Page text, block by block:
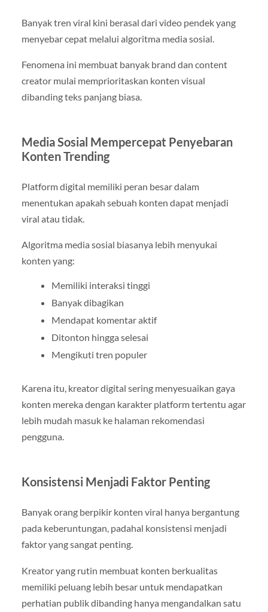
Banyak tren viral kini berasal dari video pendek yang
menyebar cepat melalui algoritma media sosial.
Fenomena ini membuat banyak brand dan content
creator mulai memprioritaskan konten visual
dibanding teks panjang biasa.
Media Sosial Mempercepat Penyebaran
Konten Trending
Platform digital memiliki peran besar dalam
menentukan apakah sebuah konten dapat menjadi
viral atau tidak.
Algoritma media sosial biasanya lebih menyukai
konten yang:
Memiliki interaksi tinggi
Banyak dibagikan
Mendapat komentar aktif
Ditonton hingga selesai
Mengikuti tren populer
Karena itu, kreator digital sering menyesuaikan gaya
konten mereka dengan karakter platform tertentu agar
lebih mudah masuk ke halaman rekomendasi
pengguna.
Konsistensi Menjadi Faktor Penting
Banyak orang berpikir konten viral hanya bergantung
pada keberuntungan, padahal konsistensi menjadi
faktor yang sangat penting.
Kreator yang rutin membuat konten berkualitas
memiliki peluang lebih besar untuk mendapatkan
perhatian publik dibanding hanya mengandalkan satu